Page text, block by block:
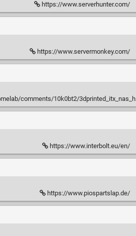
https://www.serverhunter.com/
https://www.servermonkey.com/
10k0bt2/3dprinted_itx_nas_homeserver_edition/
https://www.interbolt.eu/en/
https://www.piospartslap.de/